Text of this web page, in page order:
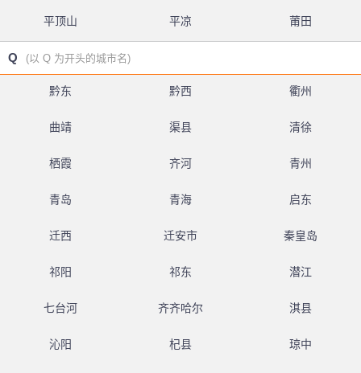
平顶山 平凉 莆田
Q (以 Q 为开头的城市名)
黔东 黔西 衢州
曲靖 渠县 清徐
栖霞 齐河 青州
青岛 青海 启东
迁西 迁安市 秦皇岛
祁阳 祁东 潜江
七台河 齐齐哈尔 淇县
沁阳 杞县 琼中